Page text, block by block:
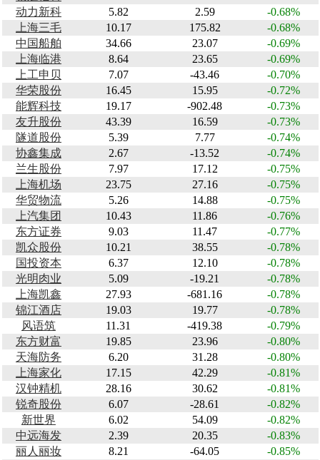
动力新科
5.82 2.59
-0.68%
上海三毛
10.17 175.82
-0.68%
中国船舶
34.66 23.07
-0.69%
上海临港
8.64 23.65
-0.69%
上工申贝
7.07 -43.46
-0.70%
华荣股份
16.45 15.95
-0.72%
能辉科技
19.17 -902.48
-0.73%
友升股份
43.39 16.59
-0.73%
隧道股份
5.39 7.77
-0.74%
协鑫集成
2.67 -13.52
-0.74%
兰生股份
7.97 17.12
-0.75%
上海机场
23.75 27.16
-0.75%
华贸物流
5.26 14.88
-0.75%
上汽集团
10.43 11.86
-0.76%
东方证券
9.03 11.47
-0.77%
凯众股份
10.21 38.55
-0.78%
国投资本
6.37 12.10
-0.78%
光明肉业
5.09 -19.21
-0.78%
上海凯鑫
27.93 -681.16
-0.78%
锦江酒店
19.03 19.77
-0.78%
风语筑
11.31 -419.38
-0.79%
东方财富
19.85 23.96
-0.80%
天海防务
6.20 31.28
-0.80%
上海家化
17.15 42.29
-0.81%
汉钟精机
28.16 30.62
-0.81%
锐奇股份
6.07 -28.61
-0.82%
新世界
6.02 54.09
-0.82%
中远海发
2.39 20.35
-0.83%
丽人丽妆
8.21 -64.05
-0.85%